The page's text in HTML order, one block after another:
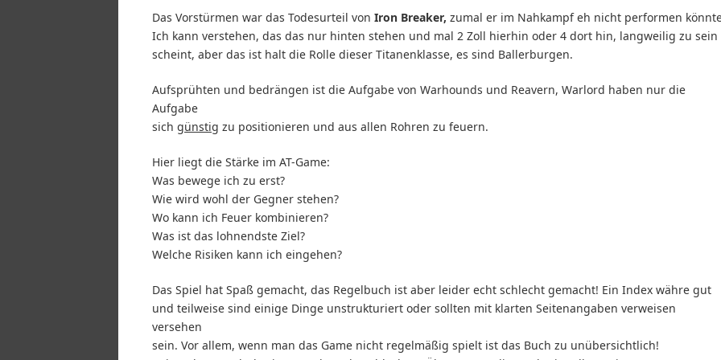
Das Vorstürmen war das Todesurteil von Iron Breaker, zumal er im Nahkampf eh nicht performen
Ich kann verstehen, das das nur hinten stehen und mal 2 Zoll hierhin oder 4 dort hin, langweilig zu sein
scheint, aber das ist halt die Rolle dieser Titanenklasse, es sind Ballerburgen.
Aufsprühten und bedrängen ist die Aufgabe von Warhounds und Reavern, Warlord haben nur die
Aufgabe
sich günstig zu positionieren und aus allen Rohren zu feuern.
Hier liegt die Stärke im AT-Game:
Was bewege ich zu erst?
Wie wird wohl der Gegner stehen?
Wo kann ich Feuer kombinieren?
Was ist das lohnendste Ziel?
Welche Risiken kann ich eingehen?
Das Spiel hat Spaß gemacht, das Regelbuch ist aber leider echt schlecht gemacht! Ein Index währe gut
und teilweise sind einige Dinge unstrukturiert oder sollten mit klarten Seitenangaben verweisen
versehen
sein. Vor allem, wenn man das Game nicht regelmäßig spielt ist das Buch zu unübersichtlich!